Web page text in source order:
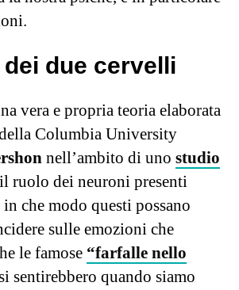
due cervelli
vera e propria teoria elaborata
Columbia University
nell’ambito di uno studio
ruolo dei neuroni presenti
che modo questi possano
sulle emozioni che
le famose “farfalle nello
sentirebbero quando siamo